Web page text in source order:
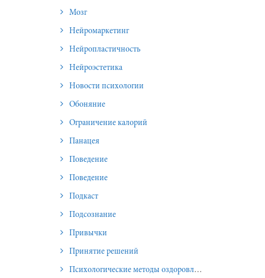
Мозг
Нейромаркетинг
Нейропластичность
Нейроэстетика
Новости психологии
Обоняние
Ограничение калорий
Панацея
Поведение
Поведение
Подкаст
Подсознание
Привычки
Принятие решений
Психологические методы оздоровления и омоложения